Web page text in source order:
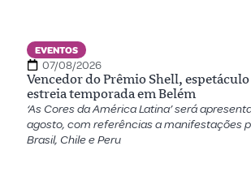
EVENTOS
07/08/2026
Vencedor do Prêmio Shell,
estreia temporada em Belém
‘As Cores da América Latina’ será
agosto, com referências a manifestações
Brasil, Chile e Peru